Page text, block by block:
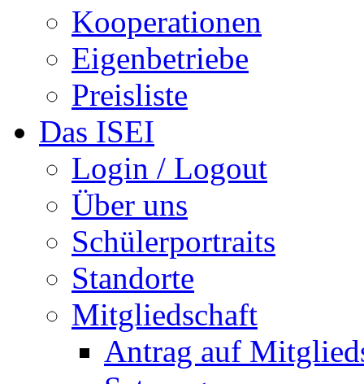
Kooperationen
Eigenbetriebe
Preisliste
Das ISEI
Login / Logout
Über uns
Schülerportraits
Standorte
Mitgliedschaft
Antrag auf